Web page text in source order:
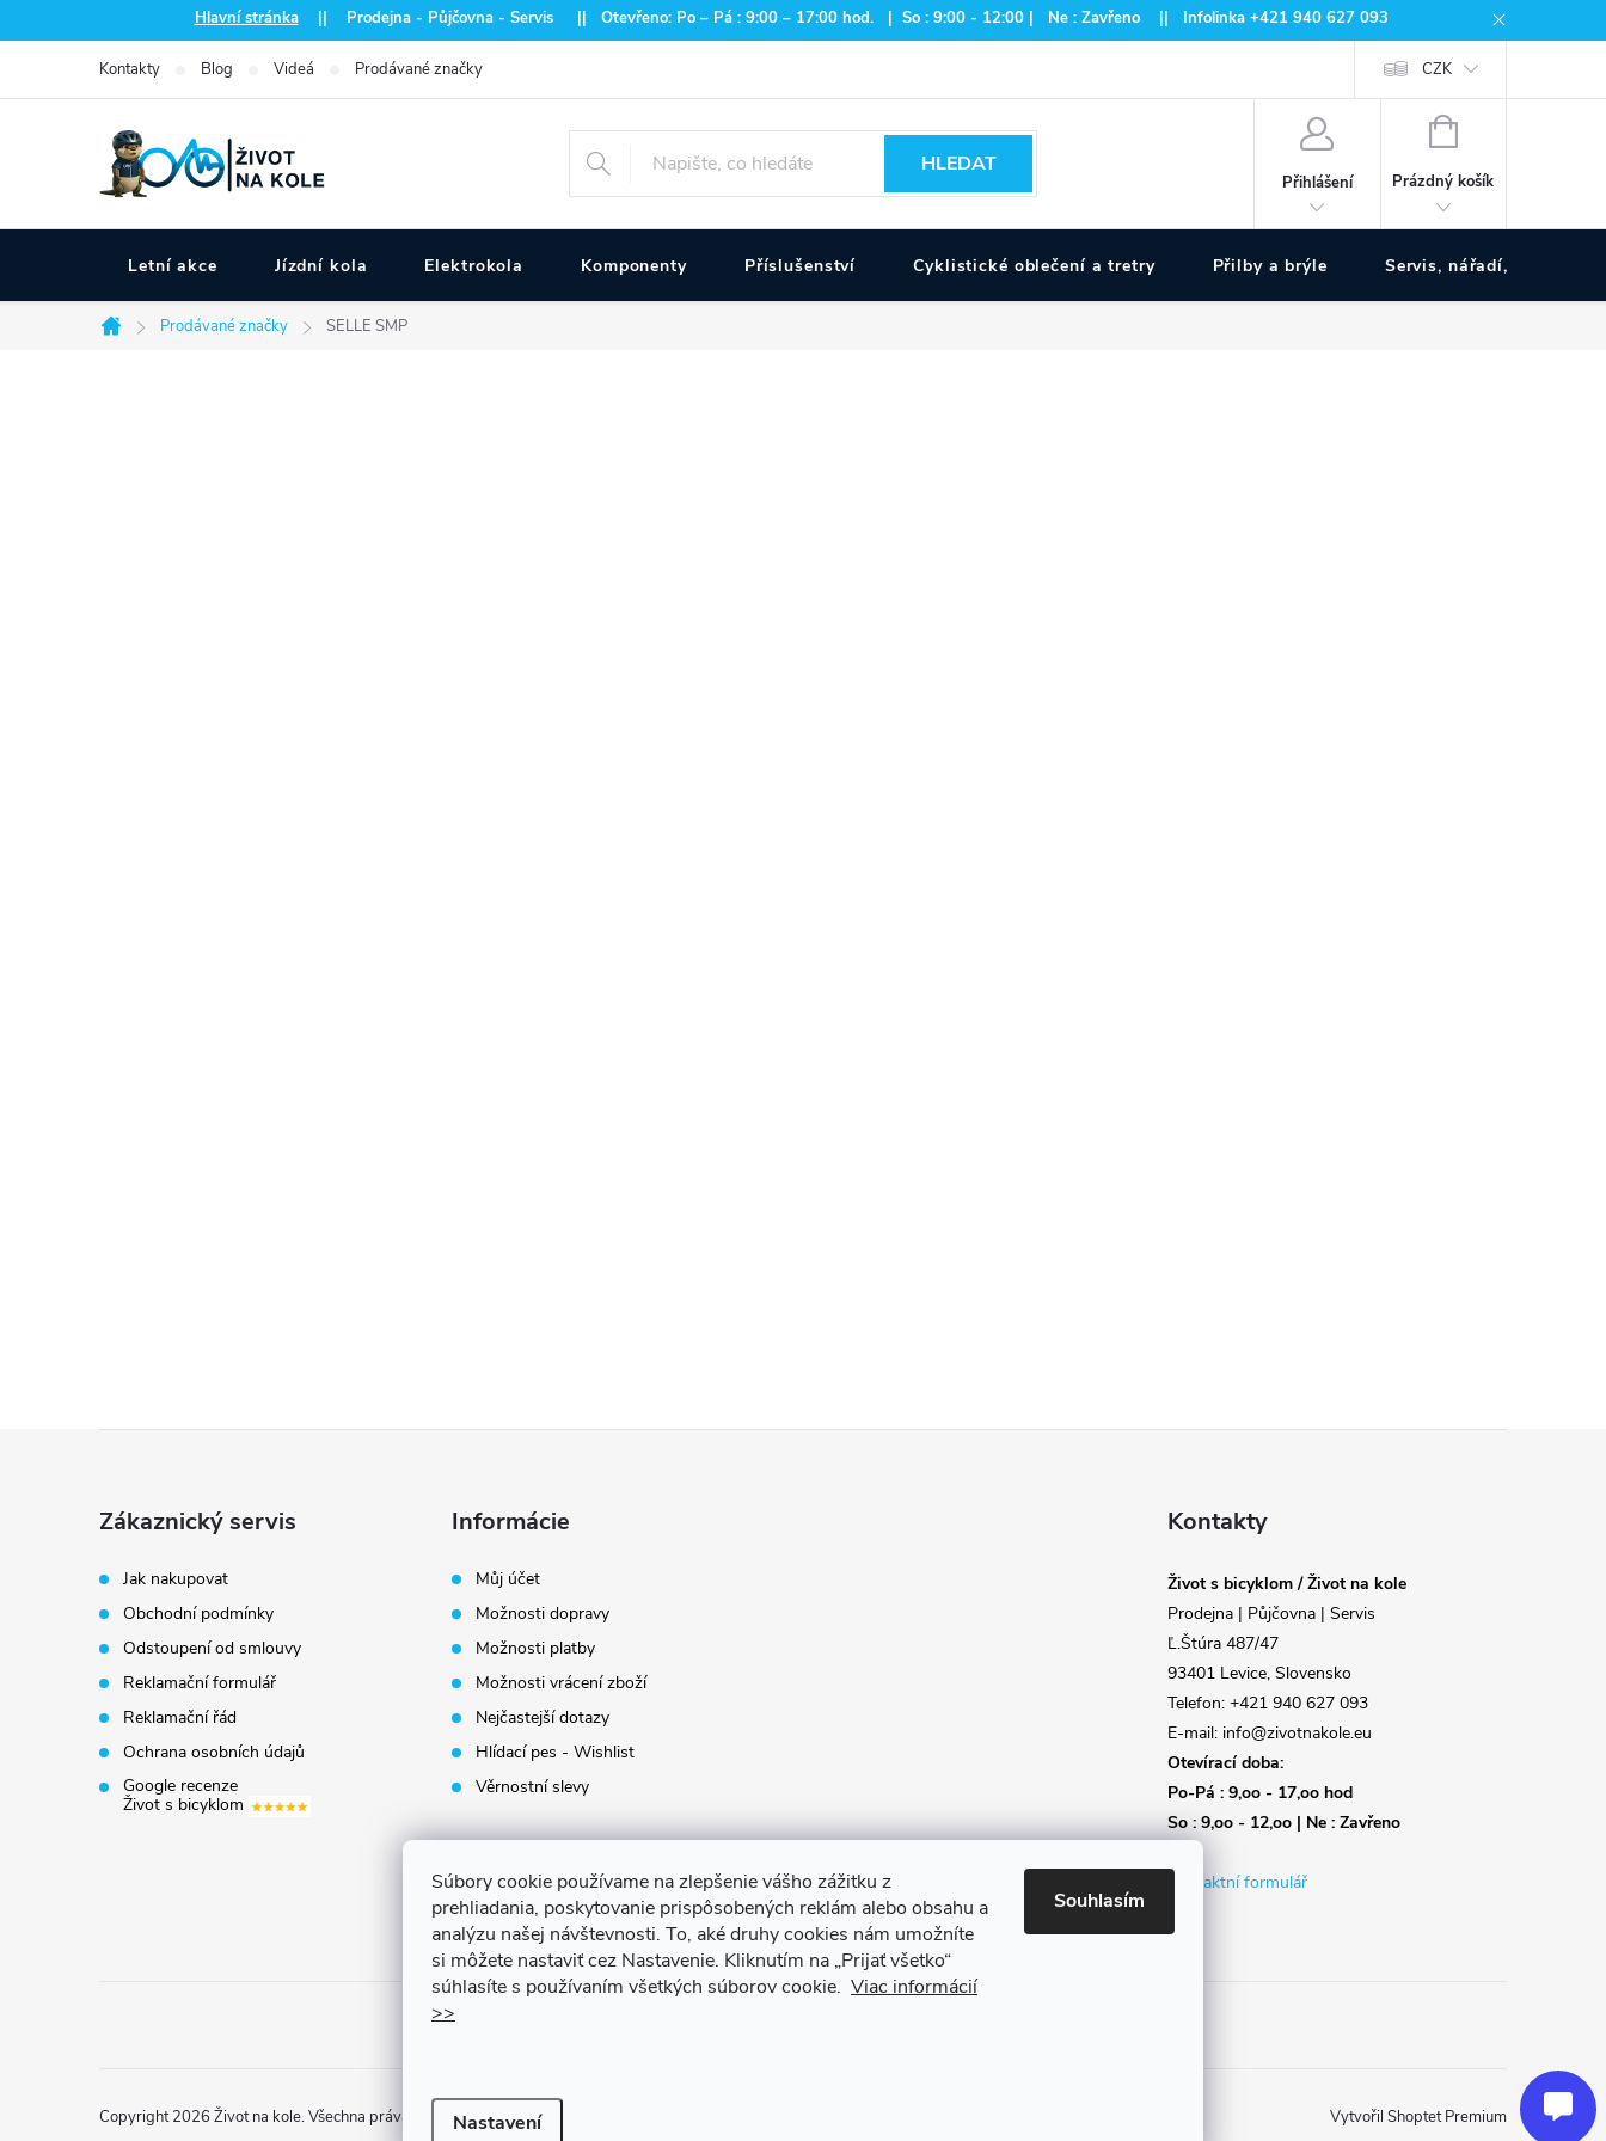
Súbory cookie používame na zlepšenie vášho zážitku z
prehliadania, poskytovanie prispôsobených reklám alebo obsahu a
analýzu našej návštevnosti. To, aké druhy cookies nám umožníte
si môžete nastaviť cez Nastavenie. Kliknutím na „Prijať všetko“
súhlasíte s používaním všetkých súborov cookie. Viac informácií
>>
Nastavení
Souhlasím
na
Hlavní stránka|| Prodejna - Půjčovna - Servis || Otevřeno: Po – Pá : 9:00 – 17:00 hod. | So : 9:00 - 12:00 | Ne : Zavřeno || Infolinka +421 940 627 093
Kontakty Blog Videá Prodávané značky CZK
HLEDAT
Přihlášení
NÁKUPNÍ
Prázdný košík
Letní akce Jízdní kola Elektrokola Komponenty Příslušenství Cyklistické oblečení a tretry Přilby a brýle Servis, nářadí, pumpy
Domů
Prodávané značky SELLE SMP
Zákaznický servis
Jak nakupovat
Obchodní podmínky
Odstoupení od smlouvy
Reklamační formulář
Reklamační řád
Ochrana osobních údajů
Google recenze
Život s bicyklom
Informácie
Můj účet
Možnosti dopravy
Možnosti platby
Možnosti vrácení zboží
Nejčastejší dotazy
Hlídací pes - Wishlist
Věrnostní slevy
Kontakty
Život s bicyklom / Život na kole
Prodejna | Půjčovna | Servis
Ľ.Štúra 487/47
93401 Levice, Slovensko
Telefon: +421 940 627 093
E-mail: info@zivotnakole.eu
Otevírací doba:
Po-Pá : 9,oo - 17,oo hod
So : 9,oo - 12,oo | Ne : Zavřeno
Kontaktní formulář
Vytvořil Shoptet Premium
Copyright 2026 Život na kole. Všechna práva vyhrazena.Upravit nastavení cookies
Poslat